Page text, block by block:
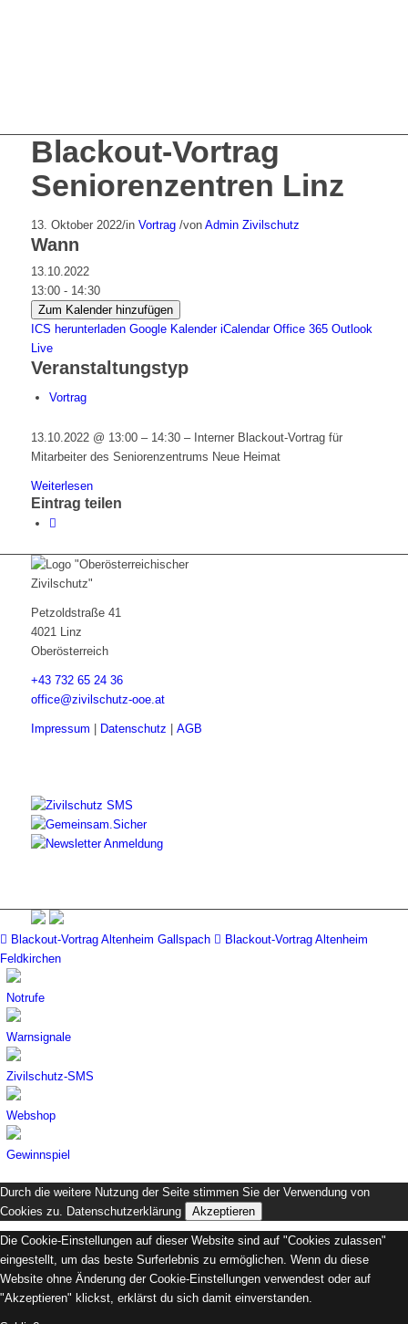
Blackout-Vortrag
Seniorenzentren Linz
13. Oktober 2022/in Vortrag /von Admin Zivilschutz
Wann
13.10.2022
13:00 - 14:30
Zum Kalender hinzufügen
ICS herunterladen Google Kalender iCalendar Office 365 Outlook
Live
Veranstaltungstyp
Vortrag
13.10.2022 @ 13:00 – 14:30 – Interner Blackout-Vortrag für
Mitarbeiter des Seniorenzentrums Neue Heimat
Weiterlesen
Eintrag teilen
Petzoldstraße 41
4021 Linz
Oberösterreich
+43 732 65 24 36
office@zivilschutz-ooe.at
Impressum Datenschutz AGB
Blackout-Vortrag Altenheim Gallspach
Blackout-Vortrag Altenheim
Feldkirchen
Notrufe
Warnsignale
Zivilschutz-SMS
Webshop
Gewinnspiel
Durch die weitere Nutzung der Seite stimmen Sie der Verwendung von
Cookies zu. Datenschutzerklärung Akzeptieren
Die Cookie-Einstellungen auf dieser Website sind auf "Cookies zulassen"
eingestellt, um das beste Surferlebnis zu ermöglichen. Wenn du diese
Website ohne Änderung der Cookie-Einstellungen verwendest oder auf
"Akzeptieren" klickst, erklärst du sich damit einverstanden.